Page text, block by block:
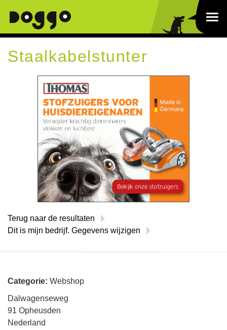
Staalkabelstunter
Terug naar de resultaten
Dit is mijn bedrijf. Gegevens wijzigen
Categorie: Webshop
Dalwagenseweg
91 Opheusden
Nederland